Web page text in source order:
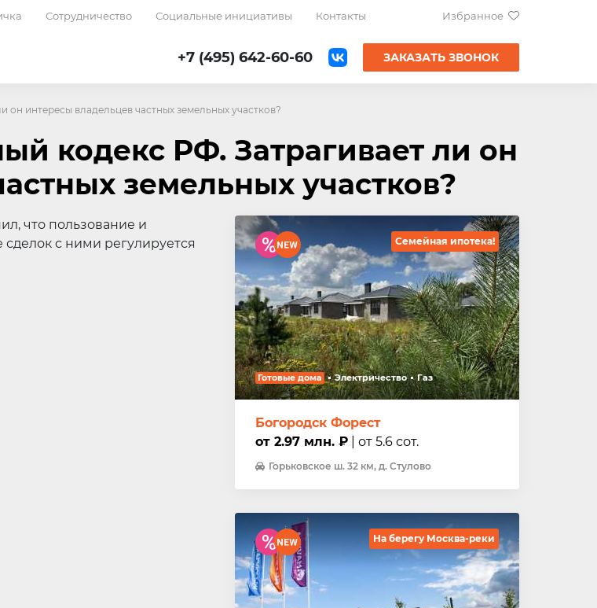
Сотрудничество Социальные инициативы Контакты Избранное
+7 (495) 642-60-60 ЗАКАЗАТЬ ЗВОНОК
интересы владельцев частных земельных участков?
кодекс РФ. Затрагивает ли он
земельных участков?
что пользование и
с ними регулируется
Семейная ипотека!
Готовые дома Электричество Газ
Богородск Форест
от 2.97 млн. ₽ | от 5.6 сот.
Горьковское ш. 32 км, д. Стулово
На берегу Москва-реки